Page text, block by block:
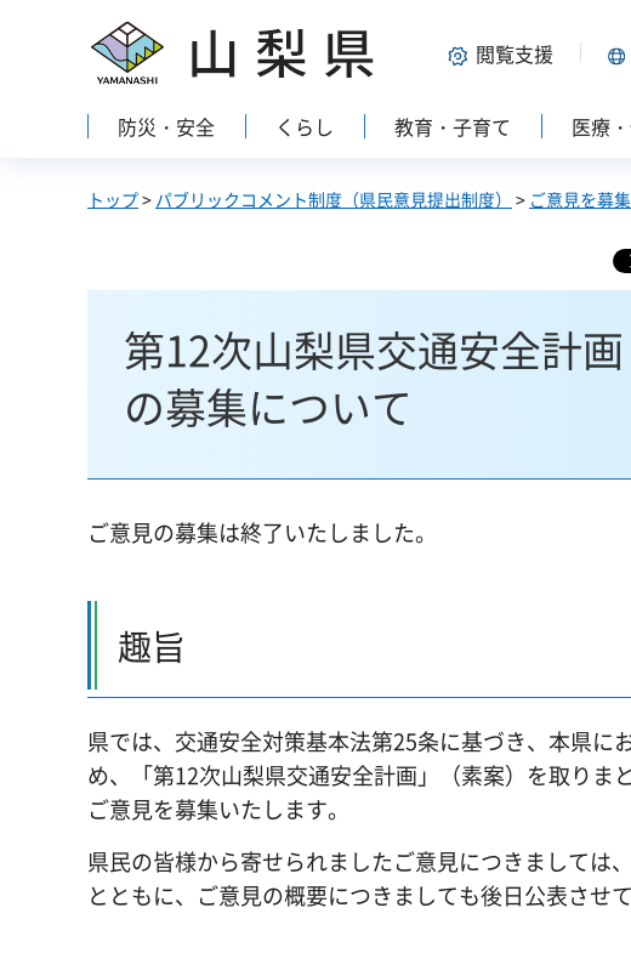
山梨県 閲覧支援
防災・安全 くらし 教育・子育て 医療
トップ> パブリックコメント制度（県民意見提出制度） > ご意見を募
第12次山梨県交通安全計
の募集について
ご意見の募集は終了いたしました。
趣旨
県では、交通安全対策基本法第25条に基づき、本県
め、「第12次山梨県交通安全計画」（素案）を取りま
ご意見を募集いたします。
県民の皆様から寄せられましたご意見につきましては
とともに、ご意見の概要につきましても後日公表させ